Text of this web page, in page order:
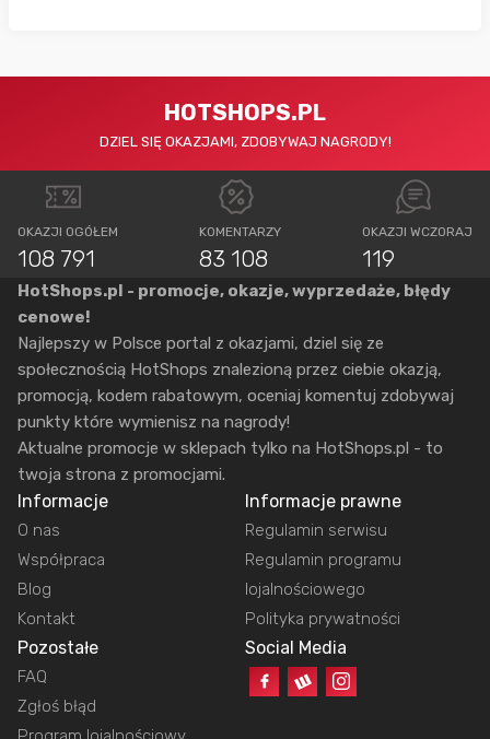
HOTSHOPS.PL
DZIEL SIĘ OKAZJAMI, ZDOBYWAJ NAGRODY!
OKAZJI OGÓŁEM
108 791
KOMENTARZY
83 108
OKAZJI WCZORAJ
119
HotShops.pl - promocje, okazje, wyprzedaże, błędy
cenowe!
Najlepszy w Polsce portal z okazjami, dziel się ze
społecznością HotShops znalezioną przez ciebie okazją,
promocją, kodem rabatowym, oceniaj komentuj zdobywaj
punkty które wymienisz na nagrody!
Aktualne promocje w sklepach tylko na HotShops.pl - to
twoja strona z promocjami.
Informacje
O nas
Współpraca
Blog
Kontakt
Informacje prawne
Regulamin serwisu
Regulamin programu
lojalnościowego
Polityka prywatności
Pozostałe
FAQ
Zgłoś błąd
Social Media